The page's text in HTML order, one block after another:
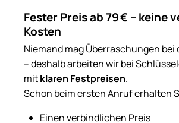
Fester Preis ab 79 € – keine
Kosten
Niemand mag Überraschungen bei
– deshalb arbeiten wir bei
mitklaren Festpreisen.
Schon beim ersten Anruf erhalten
Einen verbindlichen Preis